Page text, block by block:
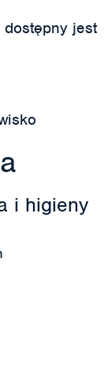
dostępny jest
i higieny